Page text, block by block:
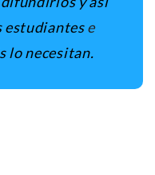
estudiantese
lo necesitan.